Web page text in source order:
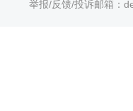
举报/反馈/投诉邮箱：